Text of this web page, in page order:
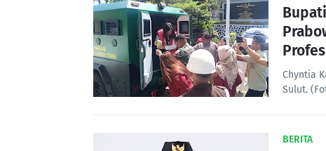
Chyntia
Sulut.
BERITA